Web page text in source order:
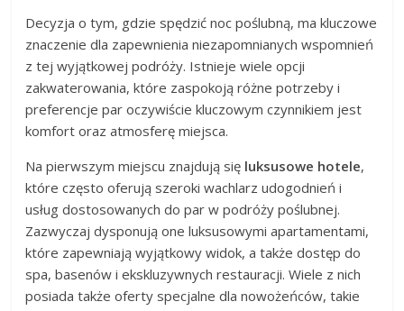
Decyzja o tym, gdzie spędzić noc poślubną, ma kluczowe
znaczenie dla zapewnienia niezapomnianych wspomnień
z tej wyjątkowej podróży. Istnieje wiele opcji
zakwaterowania, które zaspokoją różne potrzeby i
preferencje par oczywiście kluczowym czynnikiem jest
komfort oraz atmosferę miejsca.
Na pierwszym miejscu znajdują się luksusowe hotele,
które często oferują szeroki wachlarz udogodnień i
usług dostosowanych do par w podróży poślubnej.
Zazwyczaj dysponują one luksusowymi apartamentami,
które zapewniają wyjątkowy widok, a także dostęp do
spa, basenów i ekskluzywnych restauracji. Wiele z nich
posiada także oferty specjalne dla nowożeńców, takie